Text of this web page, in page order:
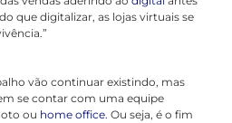
que digitalizar, as lojas virtuais se
vão continuar existindo, mas
se contar com uma equipe
ou home office. Ou seja, é o fim